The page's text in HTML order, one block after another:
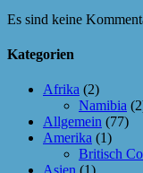
Es sind keine
Kategorien
Afrika (2)
Namibia
Allgemein (77)
Amerika (1)
Britisch